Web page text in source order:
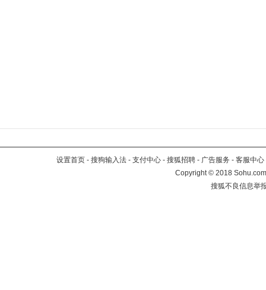
设置首页 - 搜狗输入法 - 支付中心 - 搜狐招聘 - 广告服务 - 客服中心
Copyright©2018
搜狐不良信息举